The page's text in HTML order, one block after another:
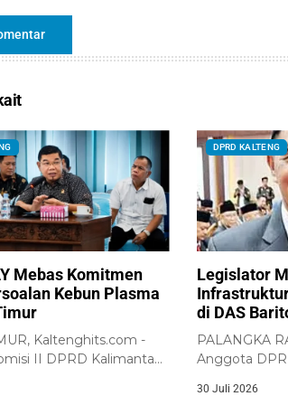
Mebas Komitmen
Kebun Plasma
Kaltenghits.com -
II DPRD Kalimantan
DPRD KALTENG
Legislator
di DAS
PALANGKA
Anggota
30 Juli 2026